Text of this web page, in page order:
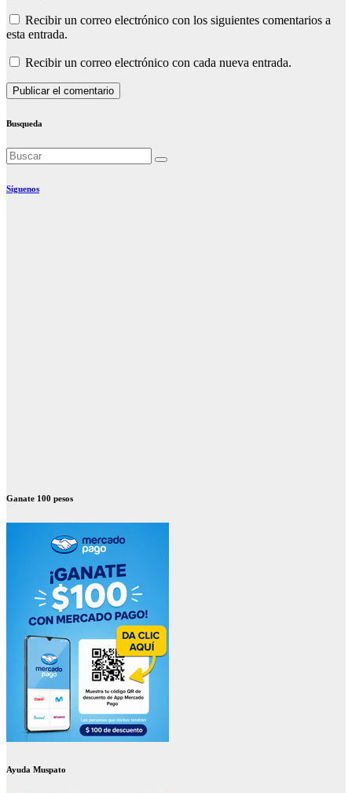
Recibir un correo electrónico con los siguientes comentarios a
esta entrada.
Recibir un correo electrónico con cada nueva entrada.
Busqueda
Síguenos
Ganate 100 pesos
Ayuda Muspato